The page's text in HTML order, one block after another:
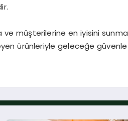
ve müşterilerine en iyisini sunma
ürünleriyle geleceğe güvenle